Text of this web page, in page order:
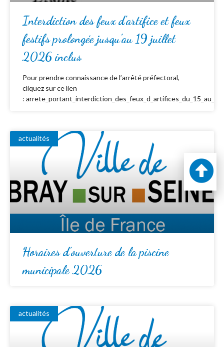
Interdiction des feux d’artifice et feux
festifs prolongée jusqu’au 19 juillet
2026 inclus
Pour prendre connaissance de l’arrêté préfectoral,
cliquez sur ce lien
:
actualités
Horaires d’ouverture de la piscine
municipale 2026
actualités